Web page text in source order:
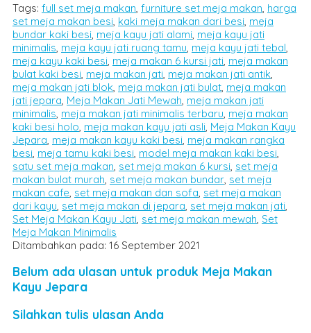
Tags: full set meja makan furniture set meja makan harga
set meja makan besi kaki meja makan dari besi meja
bundar kaki besi meja kayu jati alami meja kayu jati
minimalis meja kayu jati ruang tamu meja kayu jati tebal
meja kayu kaki besi meja makan 6 kursi jati meja makan
bulat kaki besi meja makan jati meja makan jati antik
meja makan jati blok meja makan jati bulat meja makan
jati jepara Meja Makan Jati Mewah meja makan jati
minimalis meja makan jati minimalis terbaru meja makan
kaki besi holo meja makan kayu jati asli Meja Makan Kayu
Jepara meja makan kayu kaki besi meja makan rangka
besi meja tamu kaki besi model meja makan kaki besi
satu set meja makan set meja makan 6 kursi set meja
makan bulat murah set meja makan bundar set meja
makan cafe set meja makan dan sofa set meja makan
dari kayu set meja makan di jepara set meja makan jati
Set Meja Makan Kayu Jati set meja makan mewah Set
Meja Makan Minimalis
Ditambahkan pada: 16 September 2021
Belum ada ulasan untuk produk Meja Makan
Kayu Jepara
Silahkan tulis ulasan Anda